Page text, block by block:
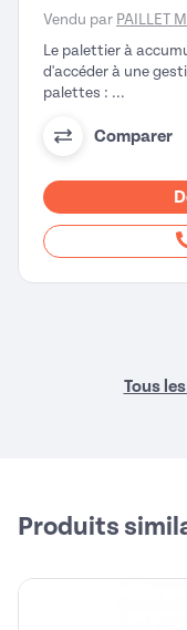
Vendu par PAILLET
Le palettier à
d'accéder à une
palettes : ...
Comparer
Tous
Produits